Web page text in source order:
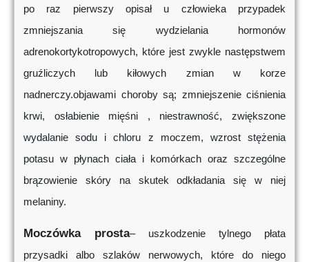
po raz pierwszy opisał u człowieka przypadek
zmniejszania się wydzielania hormonów
adrenokortykotropowych, które jest zwykle następstwem
gruźliczych lub kiłowych zmian w korze
nadnerczy.objawami choroby są; zmniejszenie ciśnienia
krwi, osłabienie mięśni , niestrawność, zwiększone
wydalanie sodu i chloru z moczem, wzrost stężenia
potasu w płynach ciała i komórkach oraz szczególne
brązowienie skóry na skutek odkładania się w niej
melaniny.
Moczówka prosta– uszkodzenie tylnego płata
przysadki albo szlaków nerwowych, które do niego